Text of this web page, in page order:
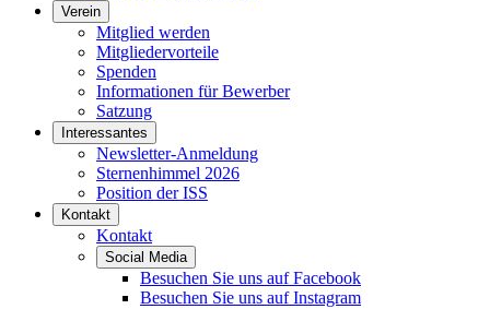
Verein
Mitglied werden
Mitgliedervorteile
Spenden
Informationen für Bewerber
Satzung
Interessantes
Newsletter-Anmeldung
Sternenhimmel 2026
Position der ISS
Kontakt
Kontakt
Social Media
Besuchen Sie uns auf Facebook
Besuchen Sie uns auf Instagram